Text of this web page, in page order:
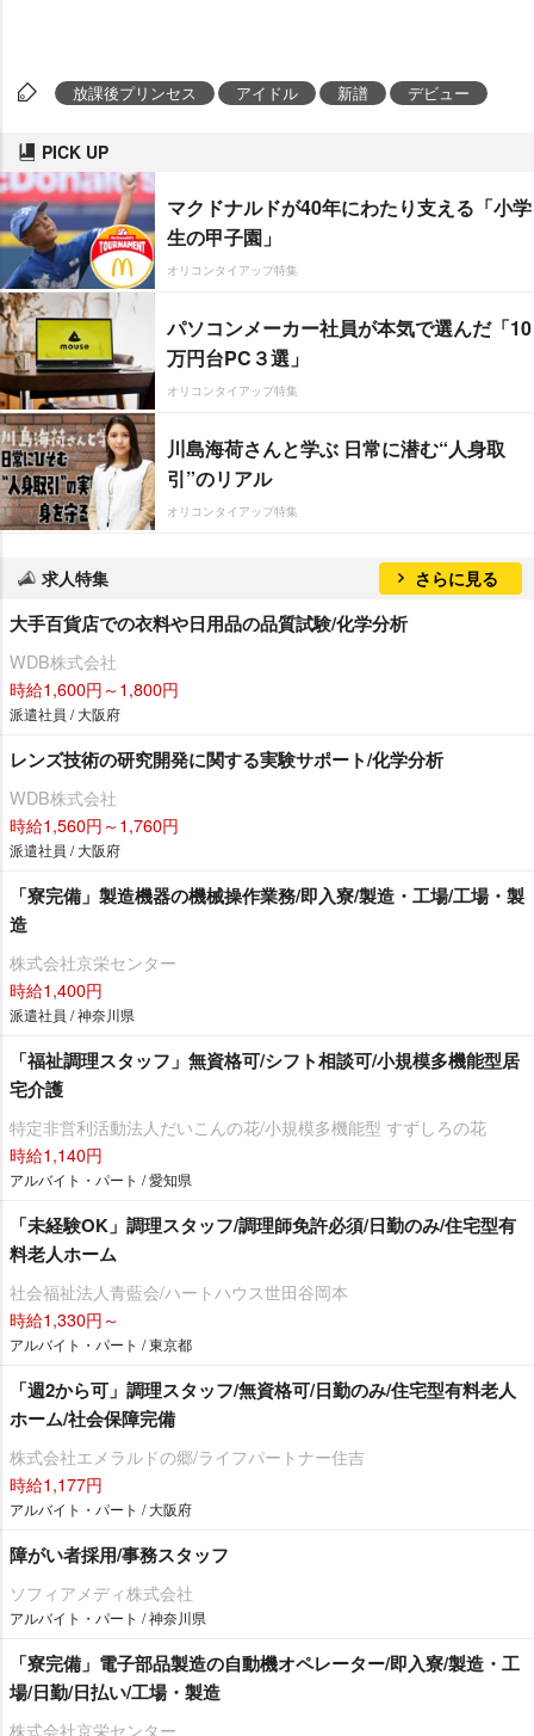
放課後プリンセス アイドル 新譜 デビュー
PICK UP
マクドナルドが40年にわたり支える「小学
生の甲子園」
オリコンタイアップ特集
パソコンメーカー社員が本気で選んだ「10
万円台PC３選」
オリコンタイアップ特集
川島海荷さんと学ぶ 日常に潜む“人身取
引”のリアル
オリコンタイアップ特集
求人特集 さらに見る
大手百貨店での衣料や日用品の品質試験/化学分析
WDB株式会社
時給1,600円～1,800円
派遣社員 / 大阪府
レンズ技術の研究開発に関する実験サポート/化学分析
WDB株式会社
時給1,560円～1,760円
派遣社員 / 大阪府
「寮完備」製造機器の機械操作業務/即入寮/製造・工場/工場・製
造
株式会社京栄センター
時給1,400円
派遣社員 / 神奈川県
「福祉調理スタッフ」無資格可/シフト相談可/小規模多機能型居
宅介護
特定非営利活動法人だいこんの花/小規模多機能型 すずしろの花
時給1,140円
アルバイト・パート / 愛知県
「未経験OK」調理スタッフ/調理師免許必須/日勤のみ/住宅型有
料老人ホーム
社会福祉法人青藍会/ハートハウス世田谷岡本
時給1,330円～
アルバイト・パート / 東京都
「週2から可」調理スタッフ/無資格可/日勤のみ/住宅型有料老人
ホーム/社会保障完備
株式会社エメラルドの郷/ライフパートナー住吉
時給1,177円
アルバイト・パート / 大阪府
障がい者採用/事務スタッフ
ソフィアメディ株式会社
アルバイト・パート / 神奈川県
「寮完備」電子部品製造の自動機オペレーター/即入寮/製造・工
場/日勤/日払い/工場・製造
株式会社京栄センター